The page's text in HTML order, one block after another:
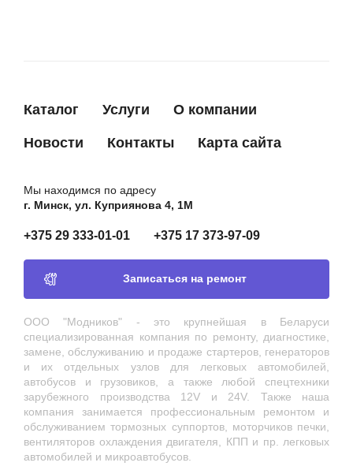
Каталог Услуги О компании
Новости Контакты Карта сайта
Мы находимся по адресу
г. Минск, ул. Куприянова 4, 1М
+375 29 333-01-01 +375 17 373-97-09
Записаться на ремонт
ООО "Модников" - это крупнейшая в Беларуси
специализированная компания по ремонту, диагностике,
замене, обслуживанию и продаже стартеров, генераторов
и их отдельных узлов для легковых автомобилей,
автобусов и грузовиков, а также любой спецтехники
зарубежного производства 12V и 24V. Также наша
компания занимается профессиональным ремонтом и
обслуживанием тормозных суппортов, моторчиков печки,
вентиляторов охлаждения двигателя, КПП и пр. легковых
автомобилей и микроавтобусов.